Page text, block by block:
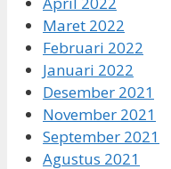
Maret 2022
Februari 2022
Januari 2022
Desember 2021
November 2021
September 2021
Agustus 2021